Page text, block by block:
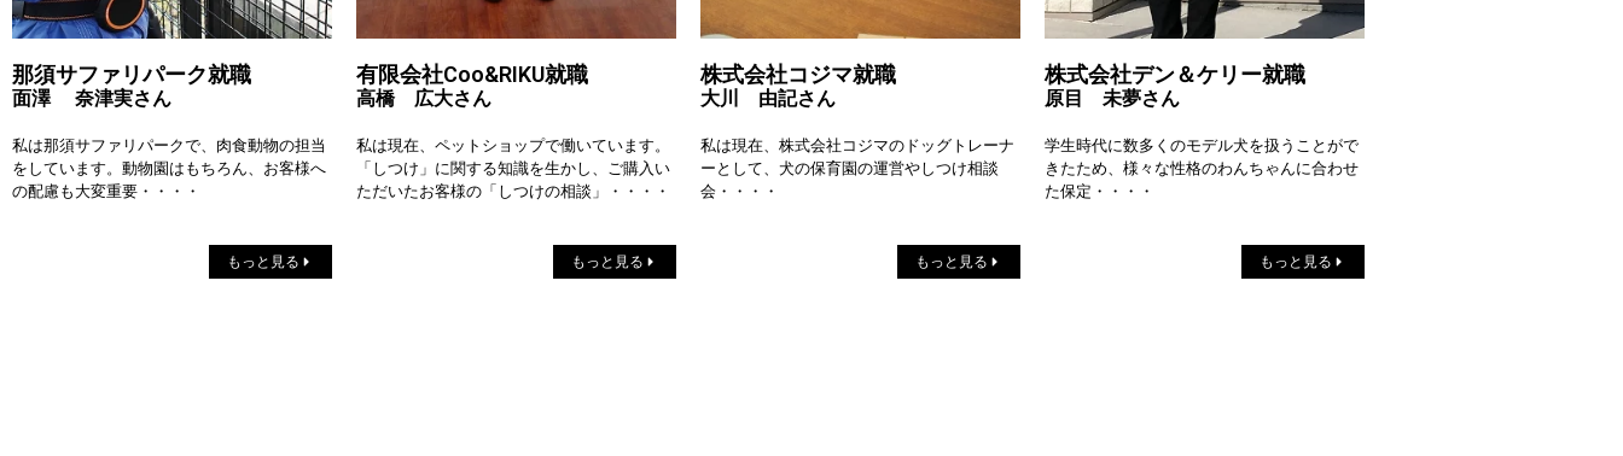
那須サファリパーク就職
面澤 奈津実さん
私は那須サファリパークで、肉食動物の担当
をしています。 動物園はもちろん、お客様へ
の配慮も大変重要・・・・
もっと見る
有限会社Coo&RIKU就職
高橋 広大さん
私は現在、ペットショップで働いています。
「しつけ」 に関する知識を生かし、ご購入い
ただいたお客様の「 しつけの相談」・・・・
もっと見る
株式会社コジマ就職
大川 由記さん
私は現在、株式会社コジマのドッグトレーナ
ーとして、犬の保育園の運営やしつけ相談
会・・・・
もっと見る
株式会社デン＆ケリー就職
原目 未夢さん
学生時代に数多くのモデル犬を扱うことがで
きたため、様々な性格のわんちゃんに合わせ
た保定・・・・
もっと見る